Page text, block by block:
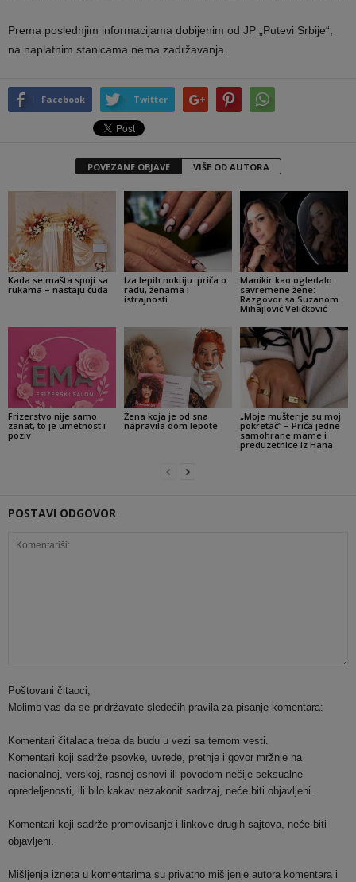
Prema poslednjim informacijama dobijenim od JP „Putevi Srbije“,
na naplatnim stanicama nema zadržavanja.
Facebook Twitter
POVEZANE OBJAVE VIŠE OD AUTORA
Kada se mašta spoji sa
rukama – nastaju čuda
Iza lepih noktiju: priča o
radu, ženama i
istrajnosti
Manikir kao ogledalo
savremene žene:
Razgovor sa Suzanom
Mihajlović Veličković
Frizerstvo nije samo
zanat, to je umetnost i
poziv
Žena koja je od sna
napravila dom lepote
„Moje mušterije su moj
pokretač“ – Priča jedne
samohrane mame i
preduzetnice iz Hana
POSTAVI ODGOVOR
Poštovani čitaoci,
Molimo vas da se pridržavate sledećih pravila za pisanje komentara:
Komentari čitalaca treba da budu u vezi sa temom vesti.
Komentari koji sadrže psovke, uvrede, pretnje i govor mržnje na
nacionalnoj, verskoj, rasnoj osnovi ili povodom nečije seksualne
opredeljenosti, ili bilo kakav nezakonit sadrzaj, neće biti objavljeni.
Komentari koji sadrže promovisanje i linkove drugih sajtova, neće biti
objavljeni.
Mišljenja izneta u komentarima su privatno mišljenje autora komentara i